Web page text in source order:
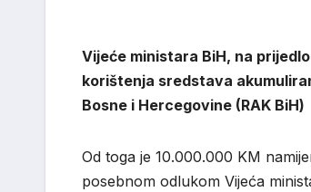
Vijeće ministara BiH, na
korištenja sredstava
Bosne i Hercegovine (RAK BiH)
Od toga je 10.000.000 KM
posebnom odlukom Vijeća